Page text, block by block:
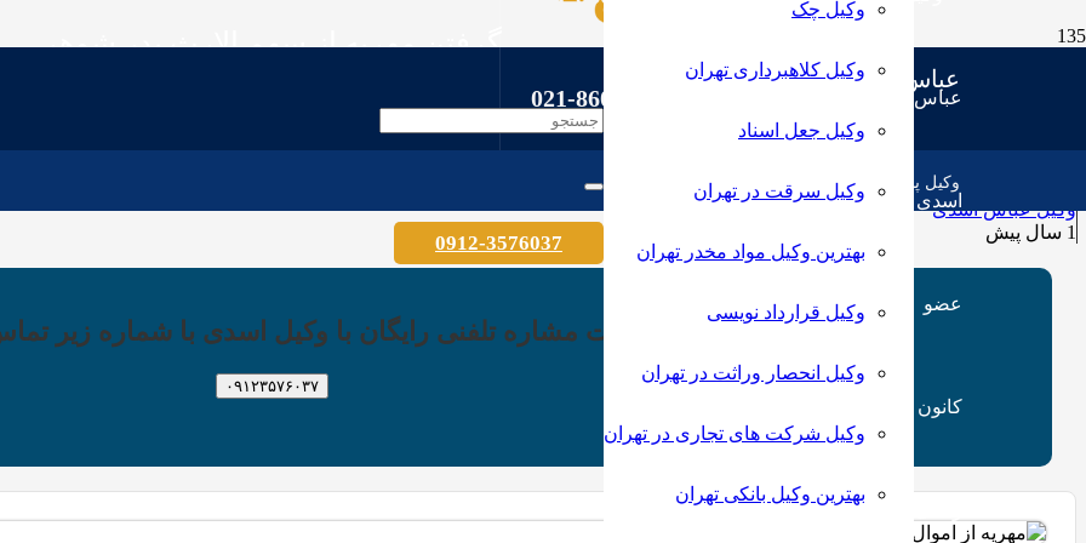
عباس اسدی
وکیل پایه یک دادگستری و مشاور حقوقی
021-86030429
8:30 – 20:30
وکیل چک
وکیل کلاهبرداری تهران
وکیل جعل اسناد
وکیل سرقت در تهران
بهترین وکیل مواد مخدر تهران
وکیل قرارداد نویسی
وکیل انحصار وراثت در تهران
وکیل شرکت های تجاری در تهران
بهترین وکیل بانکی تهران
0912-3576037
گرفتن مهریه از سهم الارث پدر شوهر
وکیل عباس اسدی
1 سال پیش
جهت مشاره تلفنی رایگان با وکیل اسدی با شماره زیر
۰۹۱۲۳۵۷۶۰۳۷